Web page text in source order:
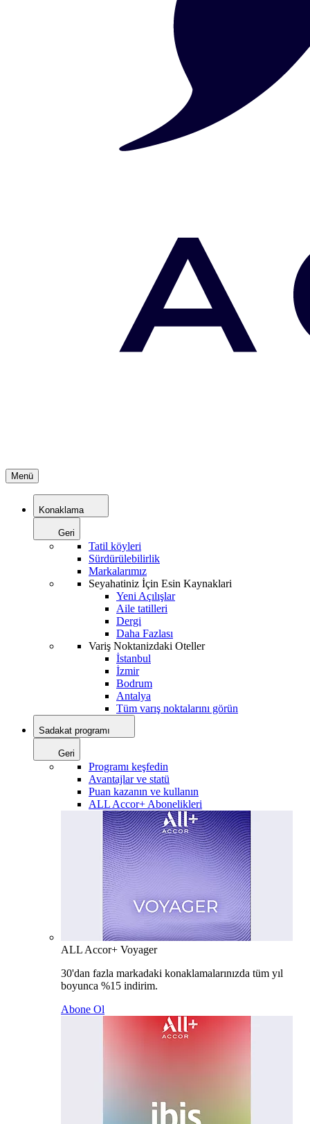
Menü
Konaklama
Geri
Tatil köyleri
Sürdürülebilirlik
Markalarımız
Seyahatiniz İçin Esin Kaynaklari
Yeni Açılışlar
Aile tatilleri
Dergi
Daha Fazlası
Variş Noktanizdaki Oteller
İstanbul
İzmir
Bodrum
Antalya
Tüm varış noktalarını görün
Sadakat programı
Geri
Programı keşfedin
Avantajlar ve statü
Puan kazanın ve kullanın
ALL Accor+ Abonelikleri
ALL Accor+ Voyager
30'dan fazla markadaki konaklamalarınızda tüm yıl
boyunca %15 indirim.
Abone Ol